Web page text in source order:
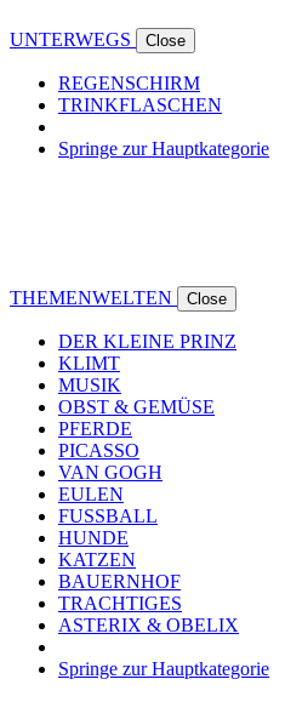
UNTERWEGS Close
REGENSCHIRM
TRINKFLASCHEN
Springe zur Hauptkategorie
THEMENWELTEN Close
DER KLEINE PRINZ
KLIMT
MUSIK
OBST & GEMÜSE
PFERDE
PICASSO
VAN GOGH
EULEN
FUSSBALL
HUNDE
KATZEN
BAUERNHOF
TRACHTIGES
ASTERIX & OBELIX
Springe zur Hauptkategorie